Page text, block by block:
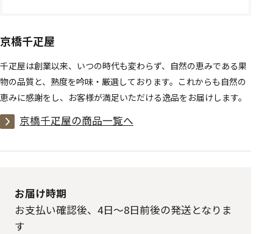
京橋千疋屋
千疋屋は創業以来、いつの時代も変わらず、自然の恵みである果
物の品質と、熟度を吟味・厳選しております。これからも自然の
恵みに感謝をし、お客様が満足いただける逸品をお届けします。
京橋千疋屋の商品一覧へ
お届け時期
お支払い確認後、4日～8日前後の発送となりま
す